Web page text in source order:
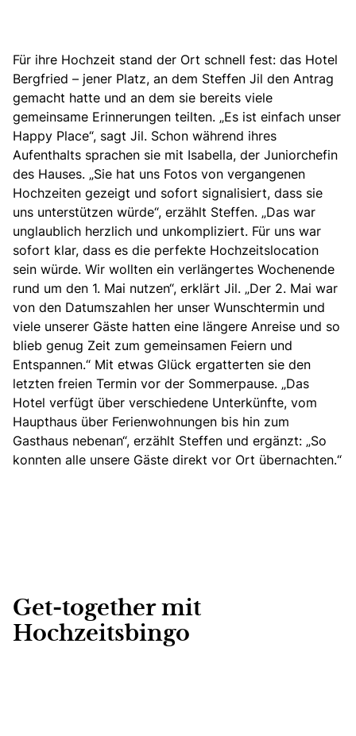
Für ihre Hochzeit stand der Ort schnell fest: das Hotel
Bergfried – jener Platz, an dem Steffen Jil den Antrag
gemacht hatte und an dem sie bereits viele
gemeinsame Erinnerungen teilten. „Es ist einfach unser
Happy Place“, sagt Jil. Schon während ihres
Aufenthalts sprachen sie mit Isabella, der Juniorchefin
des Hauses. „Sie hat uns Fotos von vergangenen
Hochzeiten gezeigt und sofort signalisiert, dass sie
uns unterstützen würde“, erzählt Steffen. „Das war
unglaublich herzlich und unkompliziert. Für uns war
sofort klar, dass es die perfekte Hochzeitslocation
sein würde. Wir wollten ein verlängertes Wochenende
rund um den 1. Mai nutzen“, erklärt Jil. „Der 2. Mai war
von den Datumszahlen her unser Wunschtermin und
viele unserer Gäste hatten eine längere Anreise und so
blieb genug Zeit zum gemeinsamen Feiern und
Entspannen.“ Mit etwas Glück ergatterten sie den
letzten freien Termin vor der Sommerpause. „Das
Hotel verfügt über verschiedene Unterkünfte, vom
Haupthaus über Ferienwohnungen bis hin zum
Gasthaus nebenan“, erzählt Steffen und ergänzt: „So
konnten alle unsere Gäste direkt vor Ort übernachten.“
Get-together mit
Hochzeitsbingo